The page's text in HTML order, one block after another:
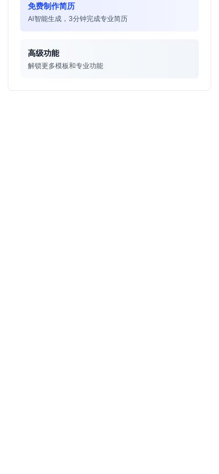
免费制作简历
AI智能生成，3分钟完成专业简历
高级功能
解锁更多模板和专业功能